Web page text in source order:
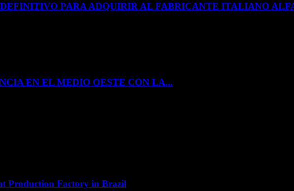
PARA ADQUIRIR AL FABRICANTE ITALIANO
EN EL MEDIO OESTE CON LA...
Production Factory in Brazil